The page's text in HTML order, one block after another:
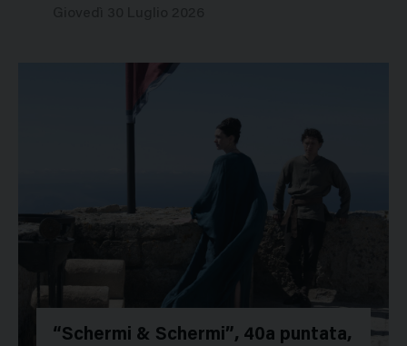
“Schermi & Schermi”, 40a puntata,